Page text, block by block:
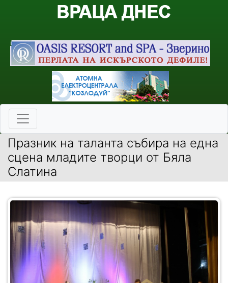
Празник на таланта събира на една
сцена младите творци от Бяла
Слатина